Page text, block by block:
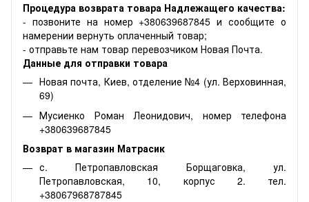
Процедура возврата товара Надлежащего качества:
- позвоните на номер +380639687845 и сообщите о
намерении вернуть оплаченный товар;
- отправьте нам товар перевозчиком Новая Почта.
Данные для отправки товара
Новая почта, Киев, отделение №4 (ул. Верховинная,
69)
Мусиенко Роман Леонидович, номер телефона
+380639687845
Возврат в магазин Матрасик
с. Петропавловская Борщаговка, ул.
Петропавловская, 10, корпус 2. тел.
+38067968787845